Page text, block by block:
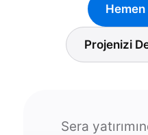
Hemen
Projenizi
Sera